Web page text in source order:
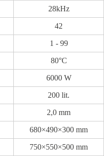
28kHz
42
1 - 99
80°C
6000 W
200 lit.
2,0 mm
680×490×300 mm
750×550×500 mm